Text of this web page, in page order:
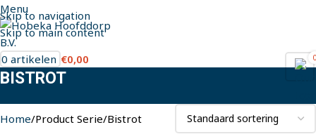
Skip to navigation
Skip to main content
Menu
0
0 artikelen €0,00
BISTROT
Home Product Serie Bistrot